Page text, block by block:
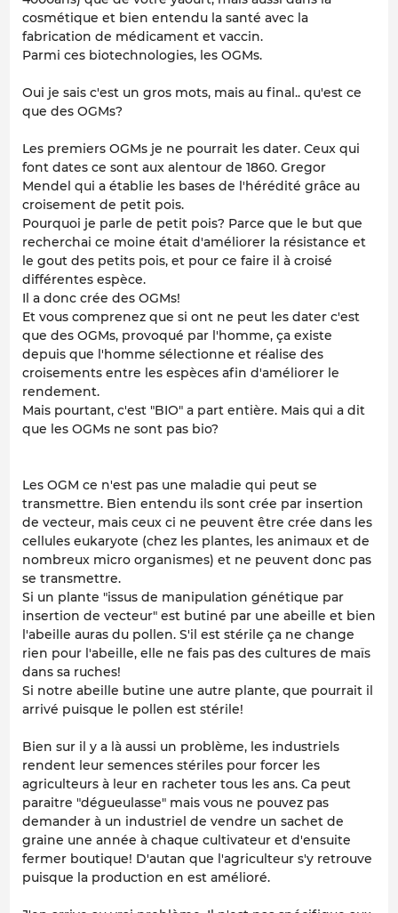
cosmétique et bien entendu la santé avec la
fabrication de médicament et vaccin.
Parmi ces biotechnologies, les OGMs.
Oui je sais c'est un gros mots, mais au final.. qu'est ce
que des OGMs?
Les premiers OGMs je ne pourrait les dater. Ceux qui
font dates ce sont aux alentour de 1860. Gregor
Mendel qui a établie les bases de l'hérédité grâce au
croisement de petit pois.
Pourquoi je parle de petit pois? Parce que le but que
recherchai ce moine était d'améliorer la résistance et
le gout des petits pois, et pour ce faire il à croisé
différentes espèce.
Il a donc crée des OGMs!
Et vous comprenez que si ont ne peut les dater c'est
que des OGMs, provoqué par l'homme, ça existe
depuis que l'homme sélectionne et réalise des
croisements entre les espèces afin d'améliorer le
rendement.
Mais pourtant, c'est "BIO" a part entière. Mais qui a dit
que les OGMs ne sont pas bio?
Les OGM ce n'est pas une maladie qui peut se
transmettre. Bien entendu ils sont crée par insertion
de vecteur, mais ceux ci ne peuvent être crée dans les
cellules eukaryote (chez les plantes, les animaux et de
nombreux micro organismes) et ne peuvent donc pas
se transmettre.
Si un plante "issus de manipulation génétique par
insertion de vecteur" est butiné par une abeille et bien
l'abeille auras du pollen. S'il est stérile ça ne change
rien pour l'abeille, elle ne fais pas des cultures de maïs
dans sa ruches!
Si notre abeille butine une autre plante, que pourrait il
arrivé puisque le pollen est stérile!
Bien sur il y a là aussi un problème, les industriels
rendent leur semences stériles pour forcer les
agriculteurs à leur en racheter tous les ans. Ca peut
paraitre "dégueulasse" mais vous ne pouvez pas
demander à un industriel de vendre un sachet de
graine une année à chaque cultivateur et d'ensuite
fermer boutique! D'autan que l'agriculteur s'y retrouve
puisque la production en est amélioré.